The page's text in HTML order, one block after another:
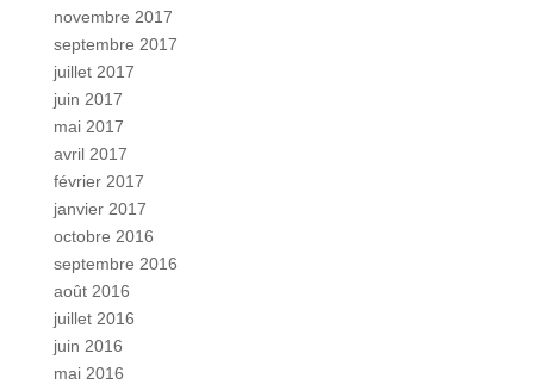
novembre 2017
septembre 2017
juillet 2017
juin 2017
mai 2017
avril 2017
février 2017
janvier 2017
octobre 2016
septembre 2016
août 2016
juillet 2016
juin 2016
mai 2016